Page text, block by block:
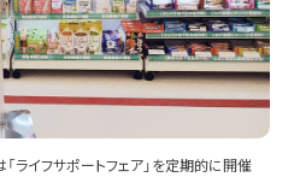
ライフサポートフェア」を定期的に開催